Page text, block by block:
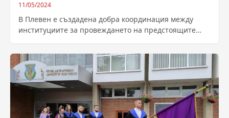
11/05/2024
В Плевен е създадена добра координация между
институциите за провеждането на предстоящите